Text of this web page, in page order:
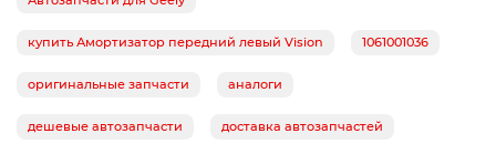
купить Амортизатор передний левый Vision 1061001036
оригинальные запчасти аналоги
дешевые автозапчасти доставка автозапчастей